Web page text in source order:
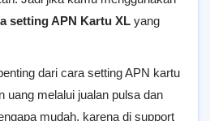
setting APN Kartu XL yang
dari cara setting APN kartu
uang melalui jualan pulsa dan
mudah, karena di support